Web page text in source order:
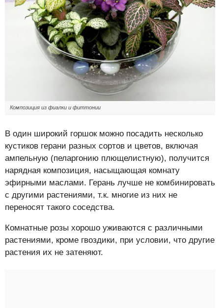
Композиция из фиалки и фиттонии
В один широкий горшок можно посадить несколько
кустиков герани разных сортов и цветов, включая
ампельную (пеларгонию плющелистную), получится
нарядная композиция, насыщающая комнату
эфирными маслами. Герань лучше не комбинировать
с другими растениями, т.к. многие из них не
переносят такого соседства.
Комнатные розы хорошо уживаются с различными
растениями, кроме гвоздики, при условии, что другие
растения их не затеняют.